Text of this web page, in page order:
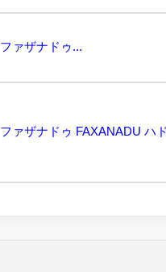
ファザナドゥ...
ファザナドゥ FAXANADU ハ